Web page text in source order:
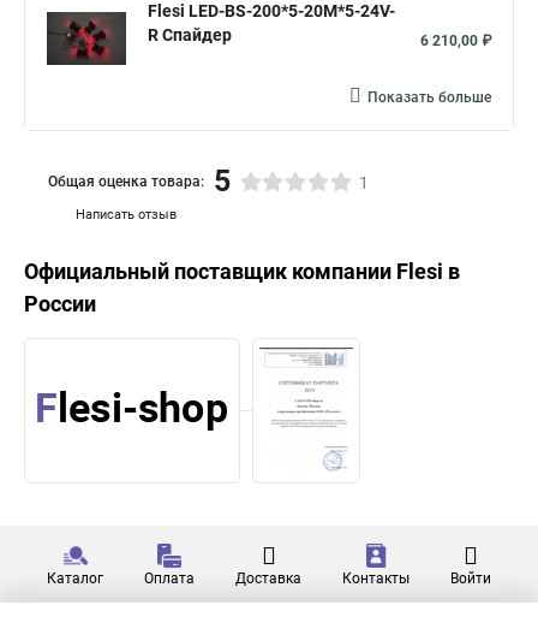
Flesi LED-BS-200*5-20M*5-24V-
R Спайдер
6 210,00 ₽
Показать больше
Написать отзыв
Общая оценка товара: 5 1
Официальный поставщик компании Flesi в
России
Каталог Оплата Доставка Контакты Войти